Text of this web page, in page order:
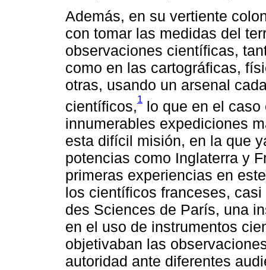
Además, en su vertiente
con tomar las medidas del
observaciones científicas,
como en las cartográficas,
otras, usando un arsenal
científicos,1 lo que en el
innumerables expediciones
esta difícil misión, en la que
potencias como Inglaterra y
primeras experiencias en
los científicos franceses,
des Sciences de París, una
en el uso de instrumentos
objetivaban las
autoridad ante diferentes